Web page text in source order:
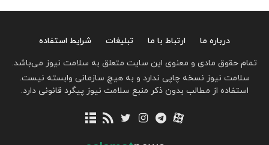
درباره ما ارتباط با ما تبلیغات
شرایط استفاده
تمام حقوق مادی و معنوی این سایت متعلق به سلامت نیوز می‌باشد.
سلامت نیوز نسخه چاپی ندارد و به هیچ سازمانی وابسته نیست.
استفاده از مطالب بدون ذکر منبع سلامت نیوز پیگرد قانونی دارد.